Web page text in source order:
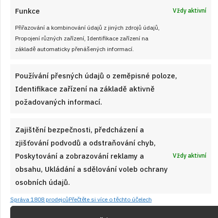
Funkce Vždy aktivní
Přiřazování a kombinování údajů z jiných zdrojů údajů,
Propojení různých zařízení, Identifikace zařízení na
základě automaticky přenášených informací.
Používání přesných údajů o zeměpisné poloze,
Identifikace zařízení na základě aktivně
požadovaných informací.
Zajištění bezpečnosti, předcházení a
zjišťování podvodů a odstraňování chyb,
Poskytování a zobrazování reklamy a
obsahu, Ukládání a sdělování voleb ochrany
osobních údajů.
Vždy aktivní
Správa 1808 prodejcůPřečtěte si více o těchto účelech
Jednoduchý domácí chléb bez hnětení:
Křupavý bochník s minimem práce